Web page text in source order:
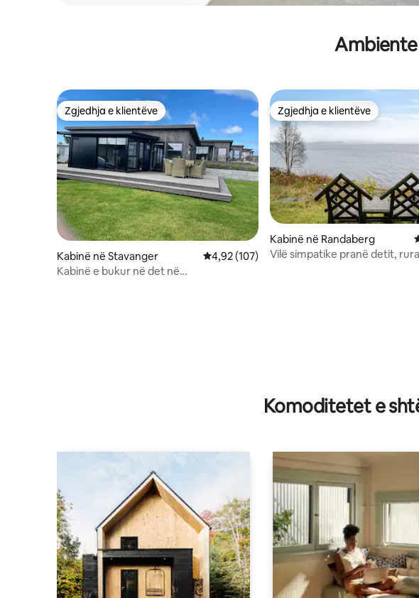
Zgjedhja e klientëve
Zgjedhja e klientëve
Kabinë në Stavanger Vlerësimi mesatar 4,92 nga 5, 107 vlerësime
4,92 (107)
Kabinë e bukur në det në
Zgjedhja e klientëve
Zgjedhja e klientëve
Kabinë në Randaberg
Vilë simpatike pranë detit,
Komoditetet e